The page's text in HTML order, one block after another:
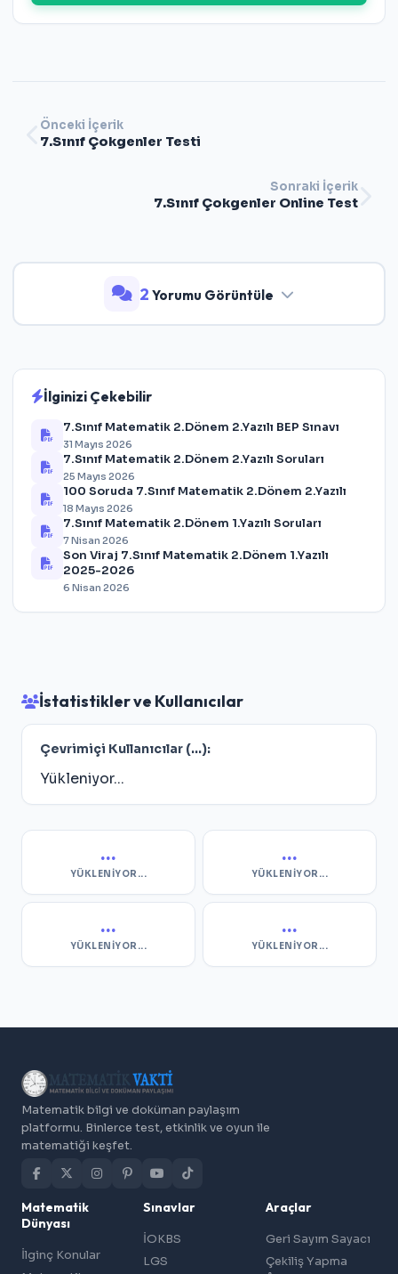
Önceki İçerik
7.Sınıf Çokgenler Testi
Sonraki İçerik
7.Sınıf Çokgenler Online Test
2 Yorumu Görüntüle
İlginizi Çekebilir
7.Sınıf Matematik 2.Dönem 2.Yazılı BEP Sınavı
31 Mayıs 2026
7.Sınıf Matematik 2.Dönem 2.Yazılı Soruları
25 Mayıs 2026
100 Soruda 7.Sınıf Matematik 2.Dönem 2.Yazılı
18 Mayıs 2026
7.Sınıf Matematik 2.Dönem 1.Yazılı Soruları
7 Nisan 2026
Son Viraj 7.Sınıf Matematik 2.Dönem 1.Yazılı
2025-2026
6 Nisan 2026
İstatistikler ve Kullanıcılar
Çevrimiçi Kullanıcılar (...):
Yükleniyor...
...
YÜKLENIYOR...
...
YÜKLENIYOR...
...
YÜKLENIYOR...
...
YÜKLENIYOR...
Matematik bilgi ve doküman paylaşım
platformu. Binlerce test, etkinlik ve oyun ile
matematiği keşfet.
Matematik
Dünyası
İlginç Konular
Sınavlar
İOKBS
LGS
Araçlar
Geri Sayım Sayacı
Çekiliş Yapma